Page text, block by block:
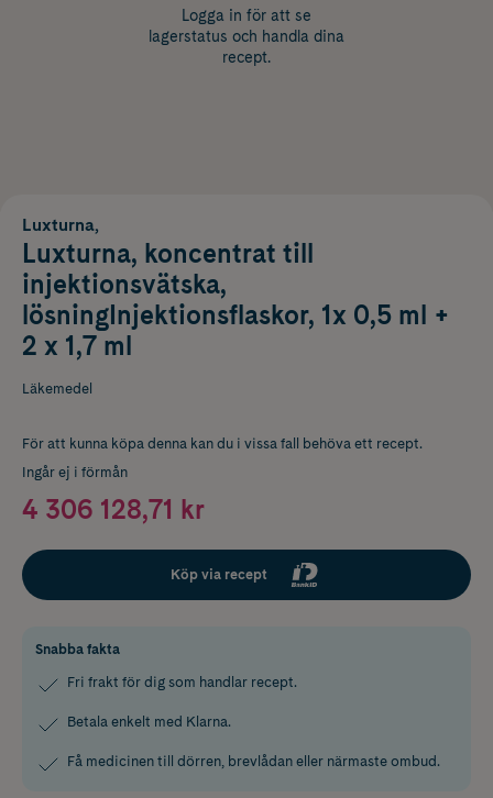
Logga in för att se
lagerstatus och handla dina
recept.
Luxturna,
Luxturna, koncentrat till
injektionsvätska,
lösningInjektionsflaskor, 1x 0,5 ml +
2 x 1,7 ml
Läkemedel
För att kunna köpa denna kan du i vissa fall behöva ett recept.
Ingår ej i förmån
4 306 128,71 kr
Köp via recept
Snabba fakta
Fri frakt för dig som handlar recept.
Betala enkelt med Klarna.
Få medicinen till dörren, brevlådan eller närmaste ombud.